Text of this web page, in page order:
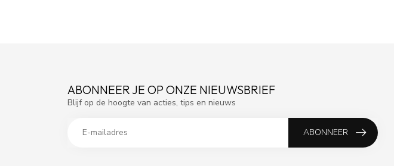
ABONNEER JE OP ONZE NIEUWSBRIEF
Blijf op de hoogte van acties, tips en nieuws
ABONNEER